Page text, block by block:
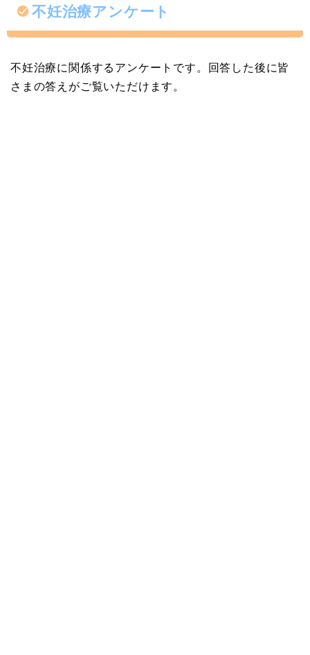
不妊治療アンケート
不妊治療に関係するアンケートです。回答した後に皆
さまの答えがご覧いただけます。